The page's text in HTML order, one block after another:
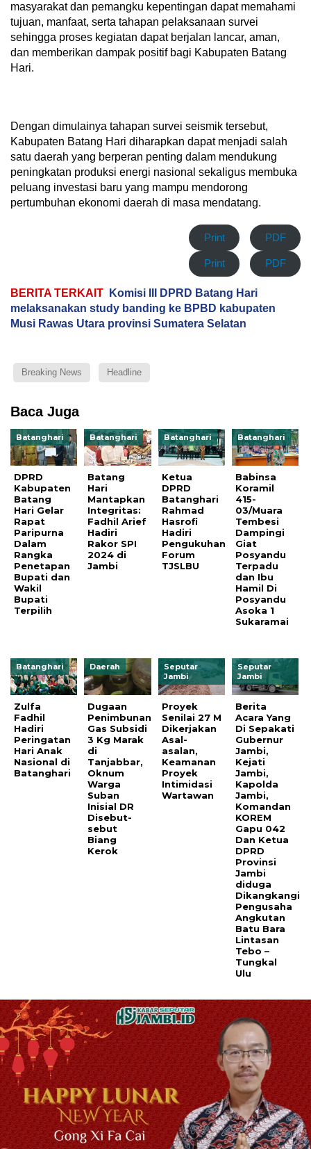
masyarakat dan pemangku kepentingan dapat memahami
tujuan, manfaat, serta tahapan pelaksanaan survei
sehingga proses kegiatan dapat berjalan lancar, aman,
dan memberikan dampak positif bagi Kabupaten Batang
Hari.
Dengan dimulainya tahapan survei seismik tersebut,
Kabupaten Batang Hari diharapkan dapat menjadi salah
satu daerah yang berperan penting dalam mendukung
peningkatan produksi energi nasional sekaligus membuka
peluang investasi baru yang mampu mendorong
pertumbuhan ekonomi daerah di masa mendatang.
Print PDF
Print PDF
BERITA TERKAIT
Komisi III DPRD Batang Hari
melaksanakan study banding ke BPBD kabupaten
Musi Rawas Utara provinsi Sumatera Selatan
Breaking News Headline
Baca Juga
Batanghari
DPRD
Kabupaten
Batang
Hari Gelar
Rapat
Paripurna
Dalam
Rangka
Penetapan
Bupati dan
Wakil
Bupati
Terpilih
Batanghari
Batang
Hari
Mantapkan
Integritas:
Fadhil Arief
Hadiri
Rakor SPI
2024 di
Jambi
Batanghari
Ketua
DPRD
Batanghari
Rahmad
Hasrofi
Hadiri
Pengukuhan
Forum
TJSLBU
Batanghari
Babinsa
Koramil
415-
03/Muara
Tembesi
Dampingi
Giat
Posyandu
Terpadu
dan Ibu
Hamil Di
Posyandu
Asoka 1
Sukaramai
Batanghari
Zulfa
Fadhil
Hadiri
Peringatan
Hari Anak
Nasional di
Batanghari
Daerah
Dugaan
Penimbunan
Gas Subsidi
3 Kg Marak
di
Tanjabbar,
Oknum
Warga
Suban
Inisial DR
Disebut-
sebut
Biang
Kerok
Seputar
Jambi
Proyek
Senilai 27 M
Dikerjakan
Asal-
asalan,
Keamanan
Proyek
Intimidasi
Wartawan
Seputar
Jambi
Berita
Acara Yang
Di Sepakati
Gubernur
Jambi,
Kejati
Jambi,
Kapolda
Jambi,
Komandan
KOREM
Gapu 042
Dan Ketua
DPRD
Provinsi
Jambi
diduga
Dikangkangi
Pengusaha
Angkutan
Batu Bara
Lintasan
Tebo –
Tungkal
Ulu